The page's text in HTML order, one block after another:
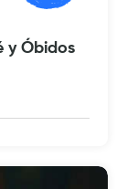
y Óbidos